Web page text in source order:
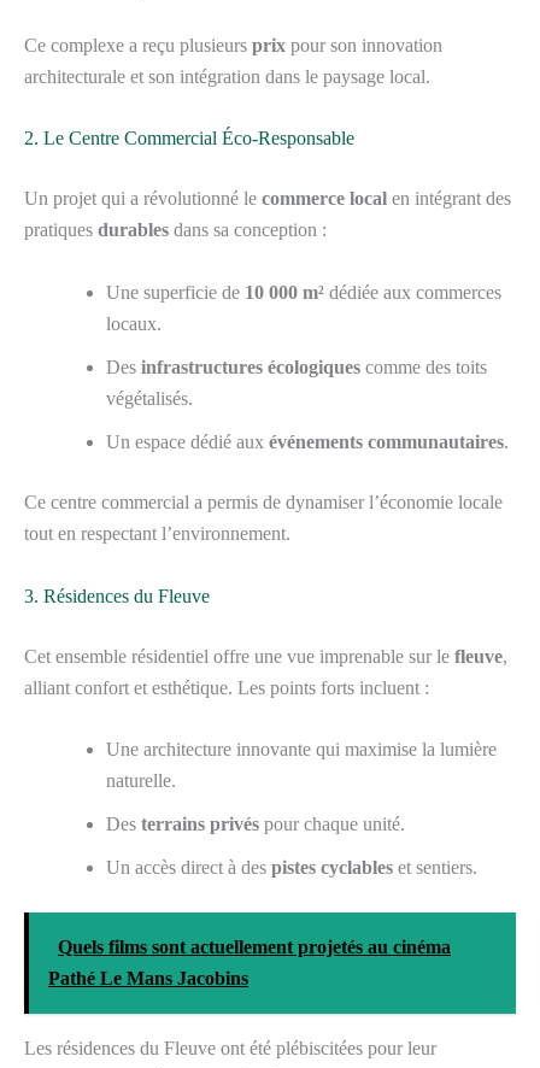
Ce complexe a reçu plusieurs prix pour son innovation
architecturale et son intégration dans le paysage local.
2. Le Centre Commercial Éco-Responsable
Un projet qui a révolutionné le commerce local en intégrant des
pratiques durables dans sa conception :
Une superficie de 10 000 m² dédiée aux commerces
locaux.
Des infrastructures écologiques comme des toits
végétalisés.
Un espace dédié aux événements communautaires.
Ce centre commercial a permis de dynamiser l’économie locale
tout en respectant l’environnement.
3. Résidences du Fleuve
Cet ensemble résidentiel offre une vue imprenable sur le fleuve,
alliant confort et esthétique. Les points forts incluent :
Une architecture innovante qui maximise la lumière
naturelle.
Des terrains privés pour chaque unité.
Un accès direct à des pistes cyclables et sentiers.
Quels films sont actuellement projetés au cinéma
Pathé Le Mans Jacobins
Les résidences du Fleuve ont été plébiscitées pour leur